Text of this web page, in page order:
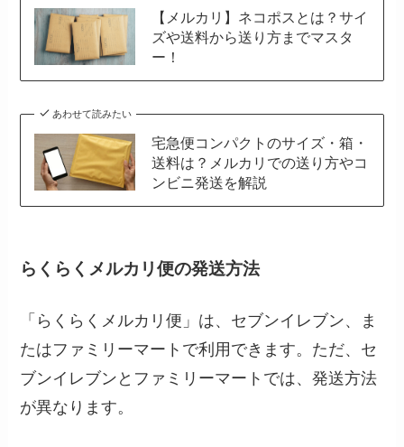
【メルカリ】ネコポスとは？サイ
ズや送料から送り方までマスタ
ー！
あわせて読みたい
宅急便コンパクトのサイズ・箱・
送料は？メルカリでの送り方やコ
ンビニ発送を解説
らくらくメルカリ便の発送方法
「らくらくメルカリ便」は、セブンイレブン、ま
たはファミリーマートで利用できます。ただ、セ
ブンイレブンとファミリーマートでは、発送方法
が異なります。